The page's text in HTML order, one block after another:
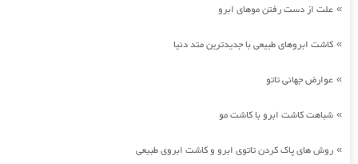
» علت از دست رفتن موهای ابرو
» کاشت ابروهای طبیعی با جدیدترین متد دنیا
» عوارض جهانی تاتو
» شباهت کاشت ابرو با کاشت مو
» روش های پاک کردن تاتوی ابرو و کاشت ابروی طبیعی